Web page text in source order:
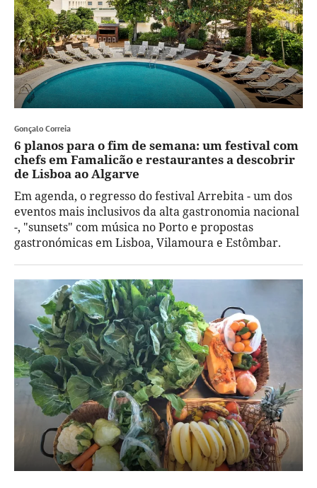
Gonçalo Correia
6 planos para o fim de semana: um festival com
chefs em Famalicão e restaurantes a descobrir
de Lisboa ao Algarve
Em agenda, o regresso do festival Arrebita - um dos
eventos mais inclusivos da alta gastronomia nacional
-, "sunsets" com música no Porto e propostas
gastronómicas em Lisboa, Vilamoura e Estômbar.